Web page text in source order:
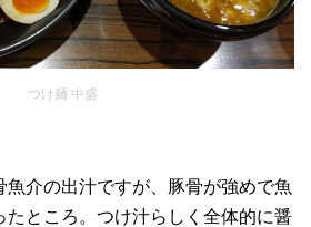
つけ麺 中盛
魚介の出汁ですが、豚骨が強めで魚
たところ。つけ汁らしく全体的に醤